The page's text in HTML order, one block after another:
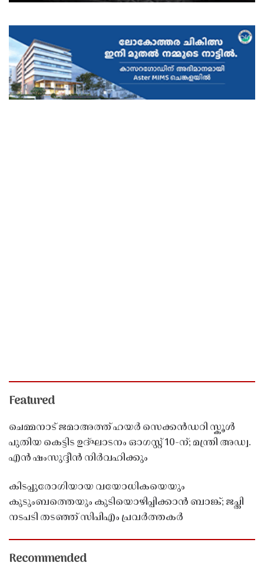
Featured
ചെമ്മനാട് ജമാഅത്ത് ഹയർ സെക്കൻഡറി സ്കൂൾ
പുതിയ കെട്ടിട ഉദ്ഘാടനം ഓഗസ്റ്റ് 10-ന്; മന്ത്രി അഡ്വ.
എൻ ഷംസുദ്ദീൻ നിർവഹിക്കും
കിടപ്പുരോഗിയായ വയോധികയെയും
കുടുംബത്തെയും കുടിയൊഴിപ്പിക്കാൻ ബാങ്ക്; ജപ്തി
നടപടി തടഞ്ഞ് സിപിഎം പ്രവർത്തകർ
Recommended